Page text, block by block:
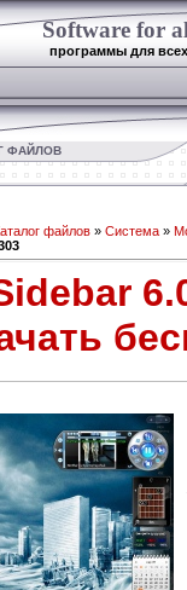
Software for
программы для всех
ФАЙЛОВ
файлов » Система »